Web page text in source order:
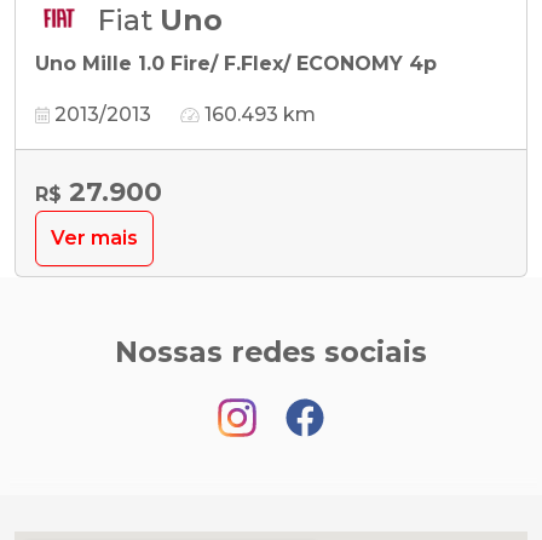
Fiat Uno
Uno Mille 1.0 Fire/ F.Flex/ ECONOMY 4p
2013/2013 160.493 km
R$ 27.900
Ver mais
Nossas redes sociais